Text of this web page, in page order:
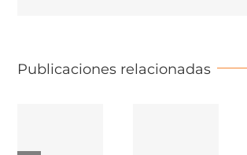
Publicaciones relacionadas